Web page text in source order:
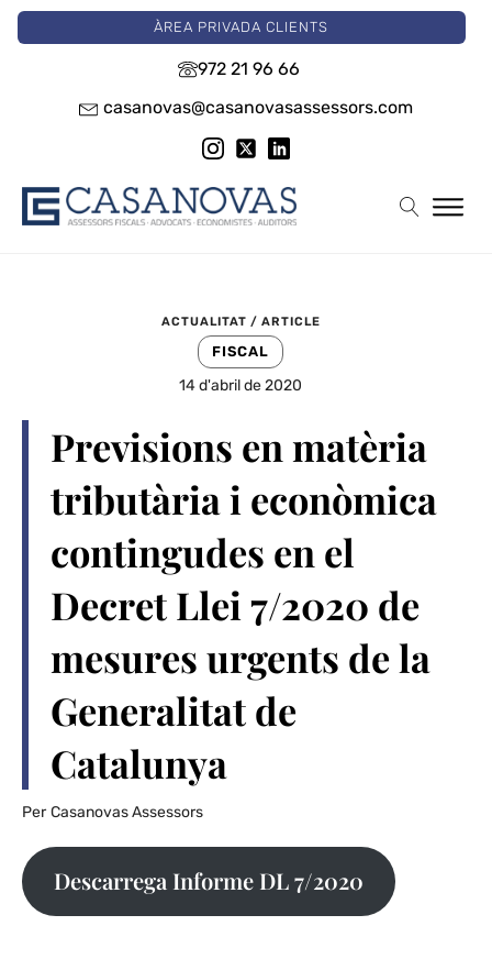
ÀREA PRIVADA CLIENTS
972 21 96 66
casanovas@casanovasassessors.com
ACTUALITAT / ARTICLE
FISCAL
14 d'abril de 2020
Previsions en matèria
tributària i econòmica
contingudes en el
Decret Llei 7/2020 de
mesures urgents de la
Generalitat de
Catalunya
Per Casanovas Assessors
Descarrega Informe DL 7/2020